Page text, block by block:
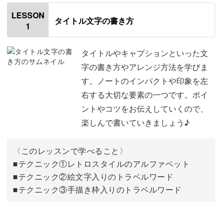
やかで可愛いページを作るコツも学びますのでご安心くだ
さい。
ちなみにキットで届くシールやマスキングテープは、わた
しが実際の旅をイメージしながら厳選したアイテムばか
しむワザもご紹介しますが、レッスン後のご自身のノート
づくりにも活用いただけます。
LESSON
1
タイトル文字の書き方
タイトルやキャプションといった文
字の書き方やアレンジ方法を学びま
す。ノートのインパクトや印象を左
右する大切な要素の一つです。ポイ
ントやコツをお伝えしていくので、
楽しんで書いていきましょう♪
〈このレッスンで学べること〉
■テクニック①レトロスタイルのアルファベット
■テクニック②絵文字入りのトラベルワード
■テクニック③手描き枠入りのトラベルワード